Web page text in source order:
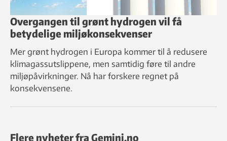
Overgangen til grønt hydrogen vil få
betydelige miljøkonsekvenser
Mer grønt hydrogen i Europa kommer til å redusere
klimagassutslippene, men samtidig føre til andre
miljøpåvirkninger. Nå har forskere regnet på
konsekvensene.
Flere nyheter fra Gemini.no